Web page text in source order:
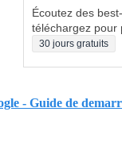
Écoutez des
téléchargez pour
30 jours gratuits
- Guide de